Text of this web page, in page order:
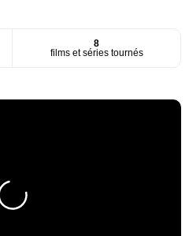
8
films et séries tournés